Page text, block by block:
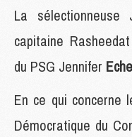
La
capitaine
du PSG Jennifer
En ce qui concerne
Démocratique du